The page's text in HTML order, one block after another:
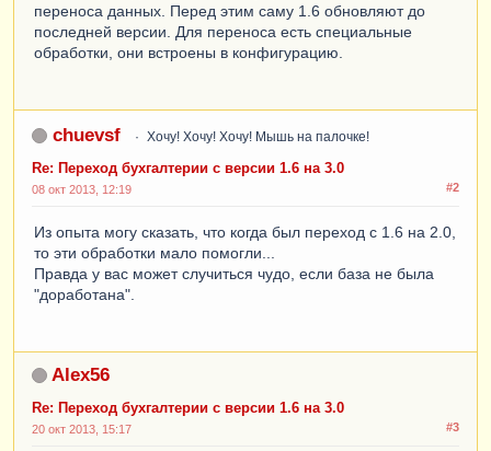
переноса данных. Перед этим саму 1.6 обновляют до
последней версии. Для переноса есть специальные
обработки, они встроены в конфигурацию.
chuevsf Хочу! Хочу! Хочу! Мышь на палочке!
Re: Переход бухгалтерии с версии 1.6 на 3.0
#2
08 окт 2013, 12:19
Из опыта могу сказать, что когда был переход с 1.6 на 2.0,
то эти обработки мало помогли...
Правда у вас может случиться чудо, если база не была
"доработана".
Alex56
Re: Переход бухгалтерии с версии 1.6 на 3.0
#3
20 окт 2013, 15:17